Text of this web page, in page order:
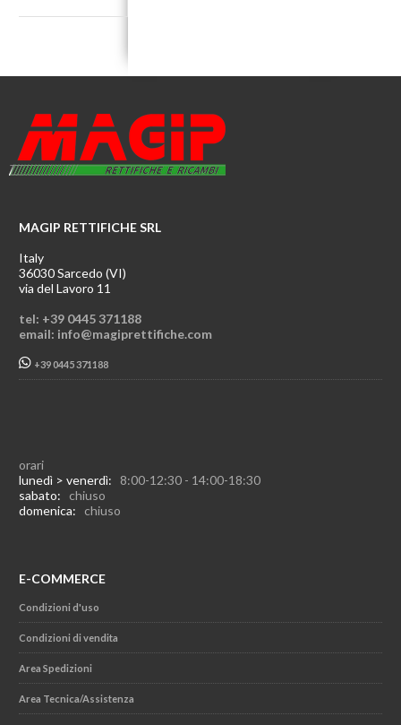
MAGIP RETTIFICHE SRL
Italy
36030 Sarcedo (VI)
via del Lavoro 11
tel: +39 0445 371188
email: info@magiprettifiche.com
+39 0445 371188
orari
lunedì > venerdì: 8:00-12:30 - 14:00-18:30
sabato: chiuso
domenica: chiuso
E-COMMERCE
Condizioni d'uso
Condizioni di vendita
Area Spedizioni
Area Tecnica/Assistenza